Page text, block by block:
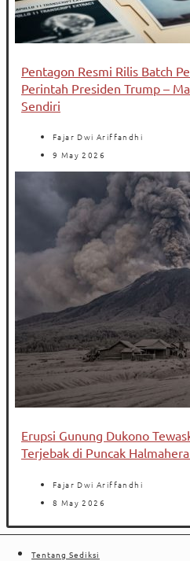
Pentagon Resmi Rilis Batch
Perintah Presiden Trump –
Sendiri
Fajar Dwi Ariffandhi
9 May 2026
Erupsi Gunung Dukono
Terjebak di Puncak
Fajar Dwi Ariffandhi
8 May 2026
Tentang Sediksi